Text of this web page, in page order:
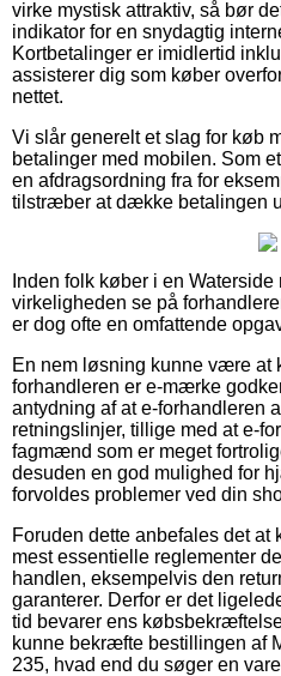
virke mystisk attraktiv, så bør
indikator for en snydagtig
Kortbetalinger er imidlertid
assisterer dig som køber
nettet.
Vi slår generelt et slag for køb
betalinger med mobilen. Som
en afdragsordning fra for
tilstræber at dække betalingen
Inden folk køber i en
virkeligheden se på
er dog ofte en omfattende
En nem løsning kunne være at
forhandleren er e-mærke
antydning af at e-forhandleren
retningslinjer, tillige med at e-
fagmænd som er meget
desuden en god mulighed for
forvoldes problemer ved din
Foruden dette anbefales det at
mest essentielle reglementer
handlen, eksempelvis den
garanterer. Derfor er det
tid bevarer ens
kunne bekræfte bestillingen af
235, hvad end du søger en